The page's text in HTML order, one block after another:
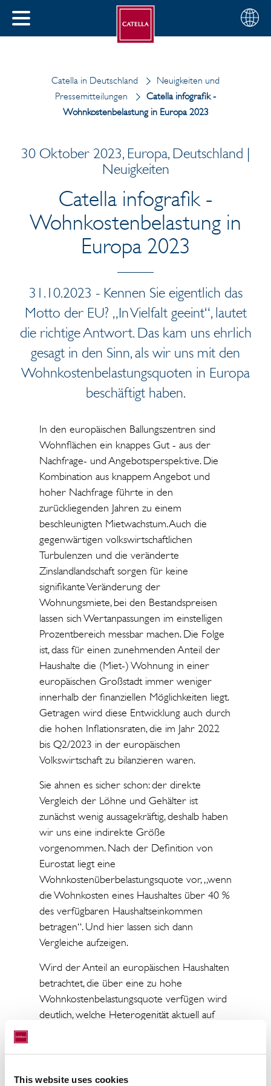
This website uses cookies
SCHLIESSEN
Wählen
Sie
Deutsch
Catella in Deutschland
Neuigkeiten und
Pressemitteilungen
Catella infografik -
Wohnkostenbelastung in Europa 2023
30 Oktober 2023, Europa, Deutschland |
Neuigkeiten
Catella infografik -
Wohnkostenbelastung in
Europa 2023
31.10.2023 - Kennen Sie eigentlich das
Motto der EU? „In Vielfalt geeint“, lautet
die richtige Antwort. Das kam uns ehrlich
gesagt in den Sinn, als wir uns mit den
Wohnkostenbelastungsquoten in Europa
beschäftigt haben.
In den europäischen Ballungszentren sind
Wohnflächen ein knappes Gut - aus der
Nachfrage- und Angebotsperspektive. Die
Kombination aus knappem Angebot und
hoher Nachfrage führte in den
zurückliegenden Jahren zu einem
beschleunigten Mietwachstum. Auch die
gegenwärtigen volkswirtschaftlichen
Turbulenzen und die veränderte
Zinslandlandschaft sorgen für keine
signifikante Veränderung der
Wohnungsmiete, bei den Bestandspreisen
lassen sich Wertanpassungen im einstelligen
Prozentbereich messbar machen. Die Folge
ist, dass für einen zunehmenden Anteil der
Haushalte die (Miet-) Wohnung in einer
europäischen Großstadt immer weniger
innerhalb der finanziellen Möglichkeiten liegt.
Getragen wird diese Entwicklung auch durch
die hohen Inflationsraten, die im Jahr 2022
bis Q2/2023 in der europäischen
Volkswirtschaft zu bilanzieren waren.
Sie ahnen es sicher schon: der direkte
Vergleich der Löhne und Gehälter ist
zunächst wenig aussagekräftig, deshalb haben
wir uns eine indirekte Größe
vorgenommen. Nach der Definition von
Eurostat liegt eine
Wohnkostenüberbelastungsquote vor, „wenn
die Wohnkosten eines Haushaltes über 40 %
des verfügbaren Haushaltseinkommen
betragen“. Und hier lassen sich dann
Vergleiche aufzeigen.
Wird der Anteil an europäischen Haushalten
betrachtet, die über eine zu hohe
Wohnkostenbelastungsquote verfügen wird
deutlich, welche Heterogenität aktuell auf
Anteil an Personen, die in einem Haushalt